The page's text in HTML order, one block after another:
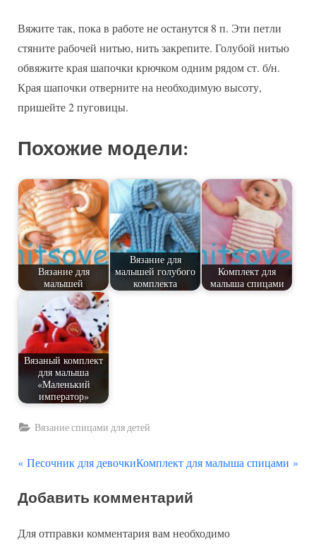
Вяжите так, пока в работе не останутся 8 п. Эти петли
стяните рабочей нитью, нить закрепите. Голубой нитью
обвяжите края шапочки крючком одним рядом ст. б/н.
Края шапочки отверните на необходимую высоту,
пришейте 2 пуговицы.
Похожие модели:
Вязание для
малышей
Вязание для
малышей голубого
комплекта
Комплект для
малыша спицами
Вязаный комплект
для малыша
«Маленький
император»
Вязание спицами для детей
Навигация
по
записям
П
е
ы
Песочник для девочкиС
е
у
Комплект для малыша спицами
Добавить комментарий
Для отправки комментария вам необходимо